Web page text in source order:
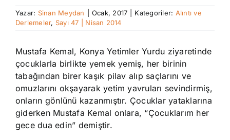
Yazar: Sinan Meydan Ocak, 2017 Kategoriler: Alıntı ve
Derlemeler, Sayı 47 | Nisan 2014
Mustafa Kemal, Konya Yetimler Yurdu ziyaretinde
çocuklarla birlikte yemek yemiş, her birinin
tabağından birer kaşık pilav alıp saçlarını ve
omuzlarını okşayarak yetim yavruları sevindirmiş,
onların gönlünü kazanmıştır. Çocuklar yataklarına
giderken Mustafa Kemal onlara, “Çocuklarım her
gece dua edin” demiştir.